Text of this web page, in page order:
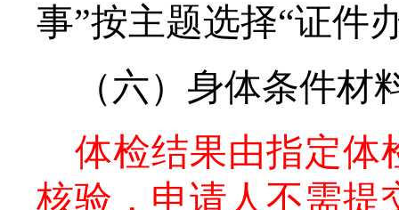
事”按主题选择“证件
（六）身体条件材
体检结果由指定体
核验，申请人不需提